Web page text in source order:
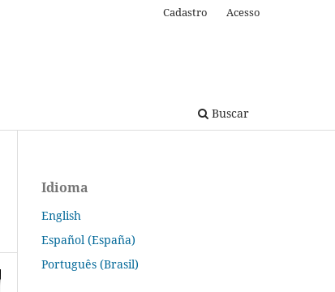
Buscar
Cadastro Acesso
Idioma
English
Español (España)
Português (Brasil)